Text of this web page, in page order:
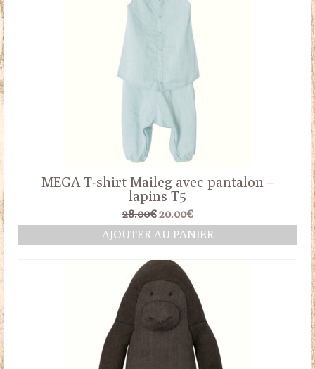
MEGA T-shirt Maileg avec pantalon –
lapins T5
28.00€ Le
prix
initial
28.00€.
20.00€Le
prix
actuel
AJOUTER AU PANIER